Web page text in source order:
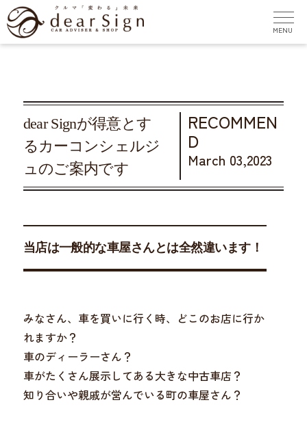
dear Signが得意とす
るカーコンシェルジ
ュのご案内です
RECOMMEN
D
March 03,2023
当店は一般的な車屋さんとは全然違います！
みなさん、車を買いに行く時、どこのお店に行か
れますか？
車のディーラーさん？
車がたくさん展示してある大きな中古車店？
知り合いや親戚が営んでいる町の車屋さん？